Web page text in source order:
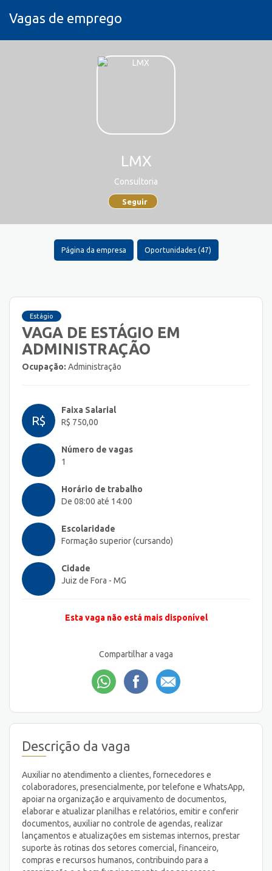
Vagas de emprego
LMX
Consultoria
Seguir
Página da empresa Oportunidades (47)
Estágio
VAGA DE ESTÁGIO EM
ADMINISTRAÇÃO
Ocupação: Administração
R$
Faixa Salarial
R$ 750,00
Número de vagas
1
Horário de trabalho
De 08:00 até 14:00
Escolaridade
Formação superior (cursando)
Cidade
Juiz de Fora - MG
Esta vaga não está mais disponível
Compartilhar a vaga
Descrição da vaga
Auxiliar no atendimento a clientes, fornecedores e
colaboradores, presencialmente, por telefone e WhatsApp,
apoiar na organização e arquivamento de documentos,
elaborar e atualizar planilhas e relatórios, emitir e conferir
documentos, auxiliar no controle de agendas, realizar
lançamentos e atualizações em sistemas internos, prestar
suporte às rotinas dos setores comercial, financeiro,
compras e recursos humanos, contribuindo para a